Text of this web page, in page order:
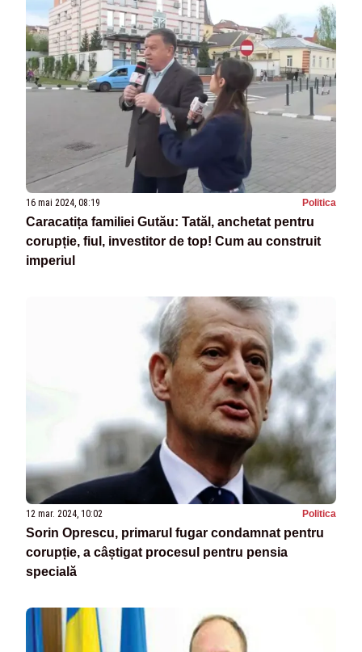
16 mai 2024, 08:19 Politica
Caracatița familiei Gutău: Tatăl, anchetat pentru
corupție, fiul, investitor de top! Cum au construit
imperiul
12 mar. 2024, 10:02 Politica
Sorin Oprescu, primarul fugar condamnat pentru
corupție, a câștigat procesul pentru pensia
specială